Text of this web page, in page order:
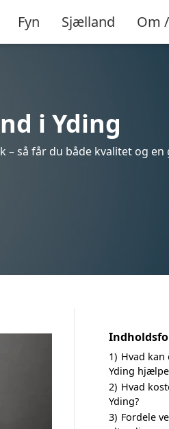
Fyn Sjælland Om
i Yding
så får du både kvalitet og en
1) Hvad
Yding
2) Hvad
Yding?
3) Fordele